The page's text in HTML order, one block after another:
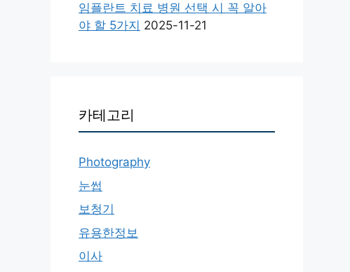
임플란트 치료 병원 선택 시 꼭 알아
야 할 5가지 2025-11-21
카테고리
Photography
눈썹
보청기
유용한정보
이사